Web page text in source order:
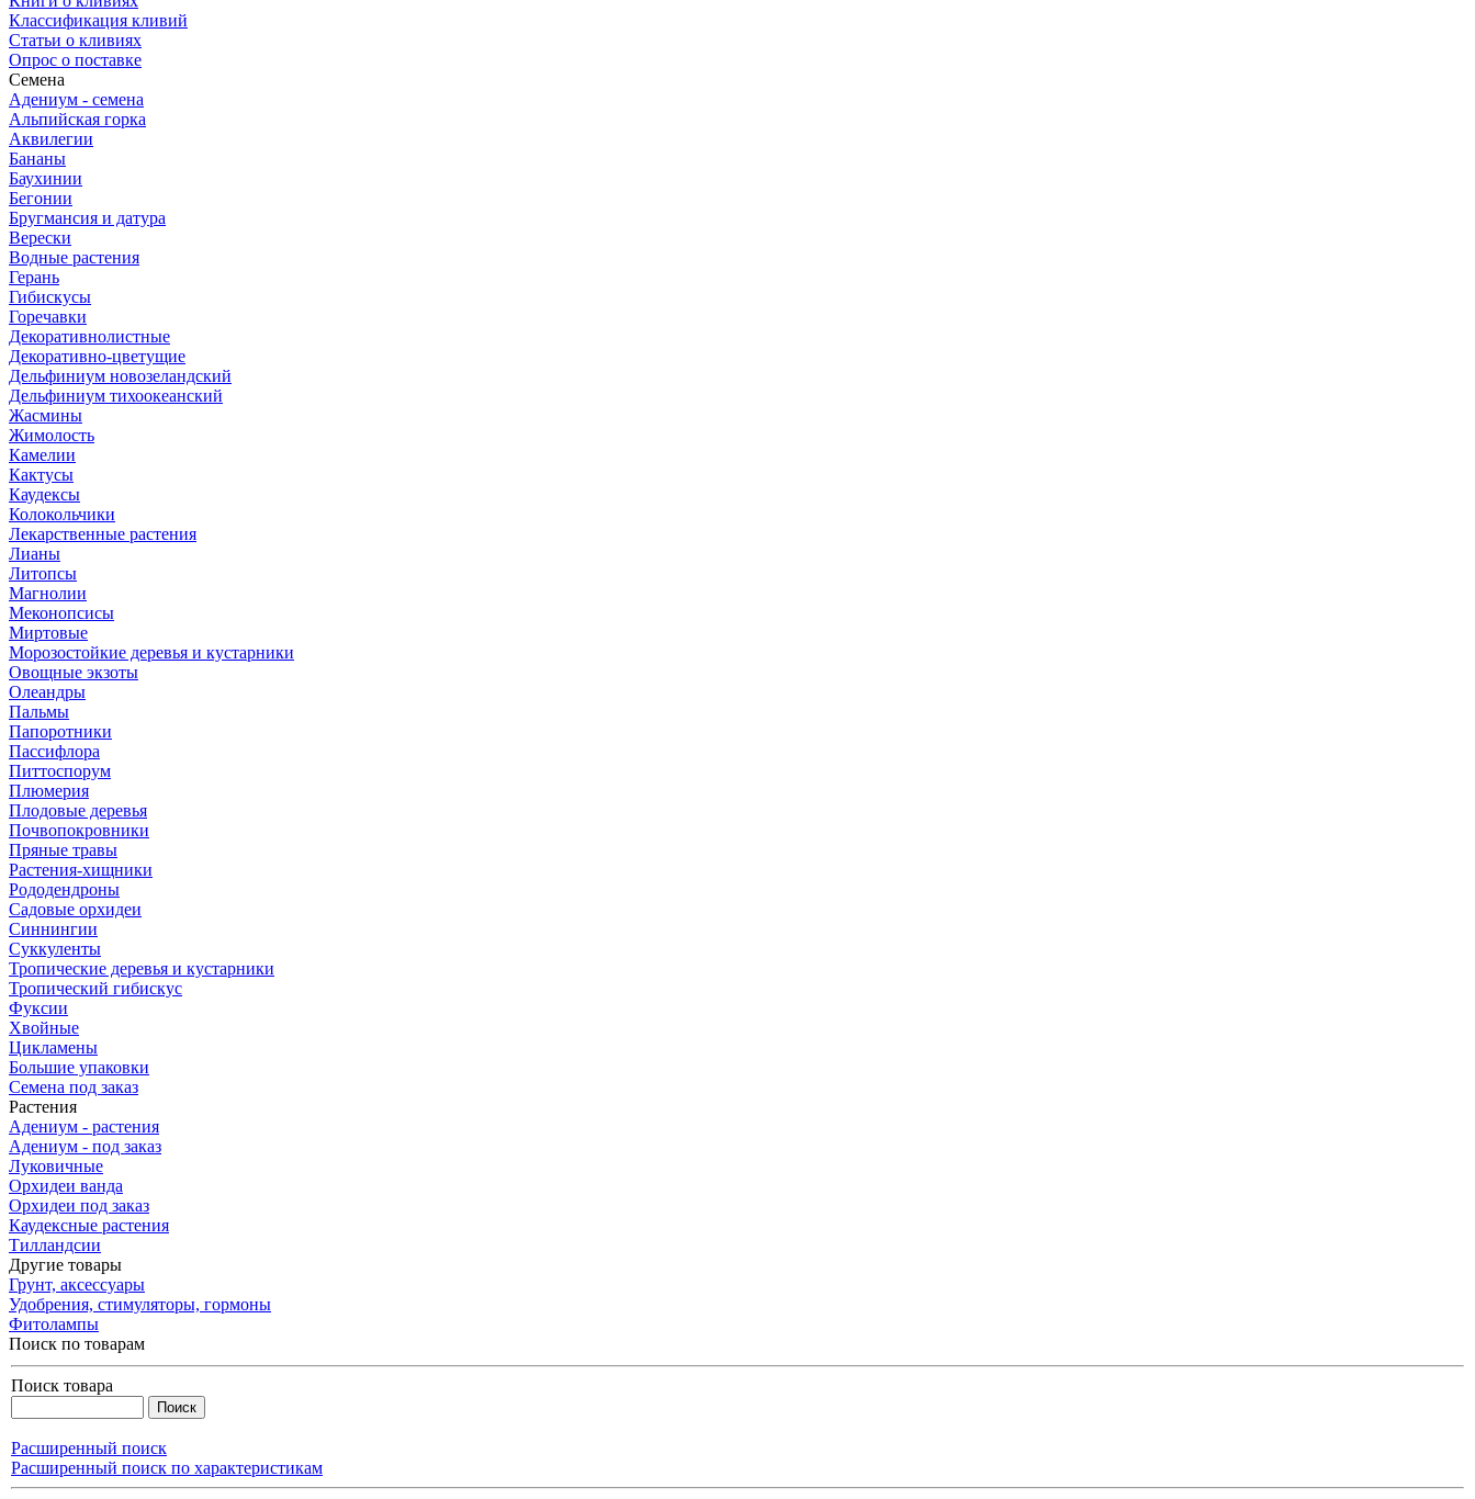
Классификация кливий
Статьи о кливиях
Опрос о поставке
Семена
Адениум - семена
Альпийская горка
Аквилегии
Бананы
Баухинии
Бегонии
Бругмансия и датура
Верески
Водные растения
Герань
Гибискусы
Горечавки
Декоративнолистные
Декоративно-цветущие
Дельфиниум новозеландский
Дельфиниум тихоокеанский
Жасмины
Жимолость
Камелии
Кактусы
Каудексы
Колокольчики
Лекарственные растения
Лианы
Литопсы
Магнолии
Меконопсисы
Миртовые
Морозостойкие деревья и кустарники
Овощные экзоты
Олеандры
Пальмы
Папоротники
Пассифлора
Питтоспорум
Плюмерия
Плодовые деревья
Почвопокровники
Пряные травы
Растения-хищники
Рододендроны
Садовые орхидеи
Синнингии
Суккуленты
Тропические деревья и кустарники
Тропический гибискус
Фуксии
Хвойные
Цикламены
Большие упаковки
Семена под заказ
Растения
Адениум - растения
Адениум - под заказ
Луковичные
Орхидеи ванда
Орхидеи под заказ
Каудексные растения
Тилландсии
Другие товары
Грунт, аксессуары
Удобрения, стимуляторы, гормоны
Фитолампы
Поиск по товарам
Поиск товара
Расширенный поиск
Расширенный поиск по характеристикам